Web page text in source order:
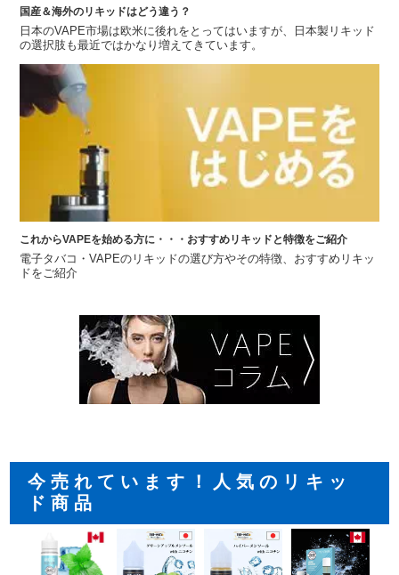
国産＆海外のリキッドはどう違う？
日本のVAPE市場は欧米に後れをとってはいますが、日本製リキッド
の選択肢も最近ではかなり増えてきています。
これからVAPEを始める方に・・・おすすめリキッドと特徴をご紹介
電子タバコ・VAPEのリキッドの選び方やその特徴、おすすめリキッ
ドをご紹介
今売れています！人気のリキッ
ド商品